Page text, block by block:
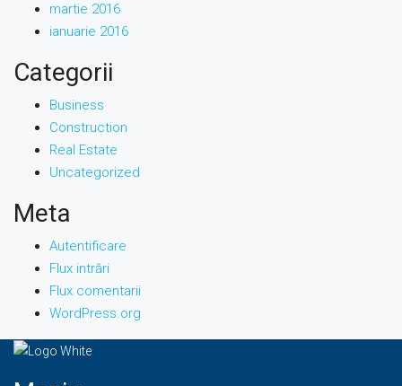
martie 2016
ianuarie 2016
Categorii
Business
Construction
Real Estate
Uncategorized
Meta
Autentificare
Flux intrări
Flux comentarii
WordPress.org